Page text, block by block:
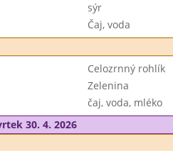
sýr
Čaj, voda
Celozrnný rohlík
Zelenina
čaj, voda, mléko
30. 4. 2026